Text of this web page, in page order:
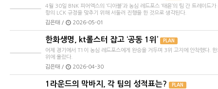
4월 30일 BNK 피어엑스의 ‘디아블’과 농심 레드포스 ‘태윤’의 팀 간 트레이드
항의 LCK 규정을 맞추기 위해 서둘러 진행을 한 것으로 생각된다.
김은태 /
2026-05-01
한화생명, kt롤스터 잡고 ‘공동 1위’ PLAN
어제 경기에서 T1이 농심 레드포스에게 완승을 거두며 3위 고지에 안착했다.
위에 올랐다.
김은태 /
2026-04-30
1라운드의 막바지, 각 팀의 성적표는? PLAN